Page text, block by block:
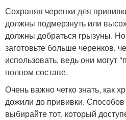
Сохраняя черенки для
должны подмерзнуть или
должны добраться грызуны. Но
заготовьте больше черенков,
использовать, ведь они могут
полном составе.
Очень важно четко знать, как
дожили до прививки. Способов
выбирайте тот, который